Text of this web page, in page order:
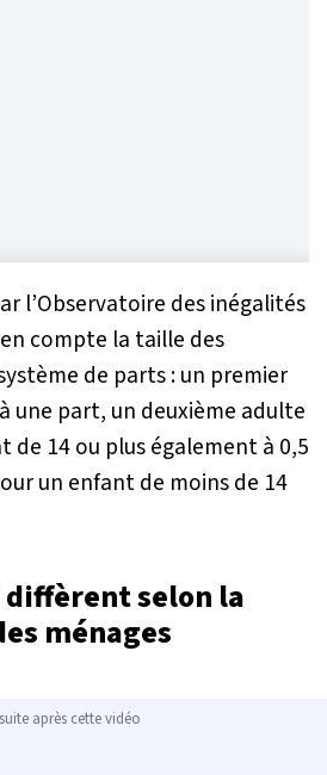
l’Observatoire des inégalités
compte la taille des
de parts : un premier
une part, un deuxième adulte
de 14 ou plus également à 0,5
un enfant de moins de 14
diffèrent selon la
ménages
après cette vidéo